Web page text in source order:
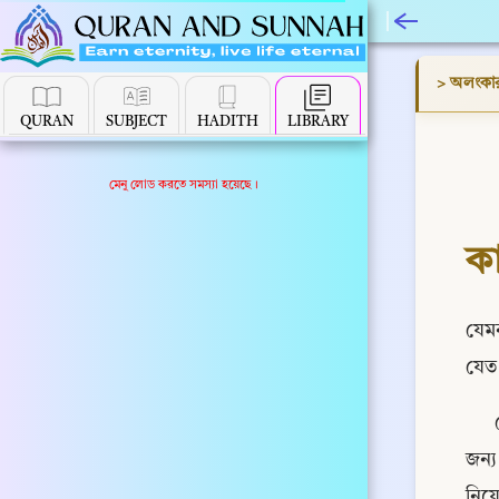
QURAN SUBJECT HADITH LIBRARY
মেনু লোড করতে সমস্যা হয়েছে।
>
যেত
জন্য